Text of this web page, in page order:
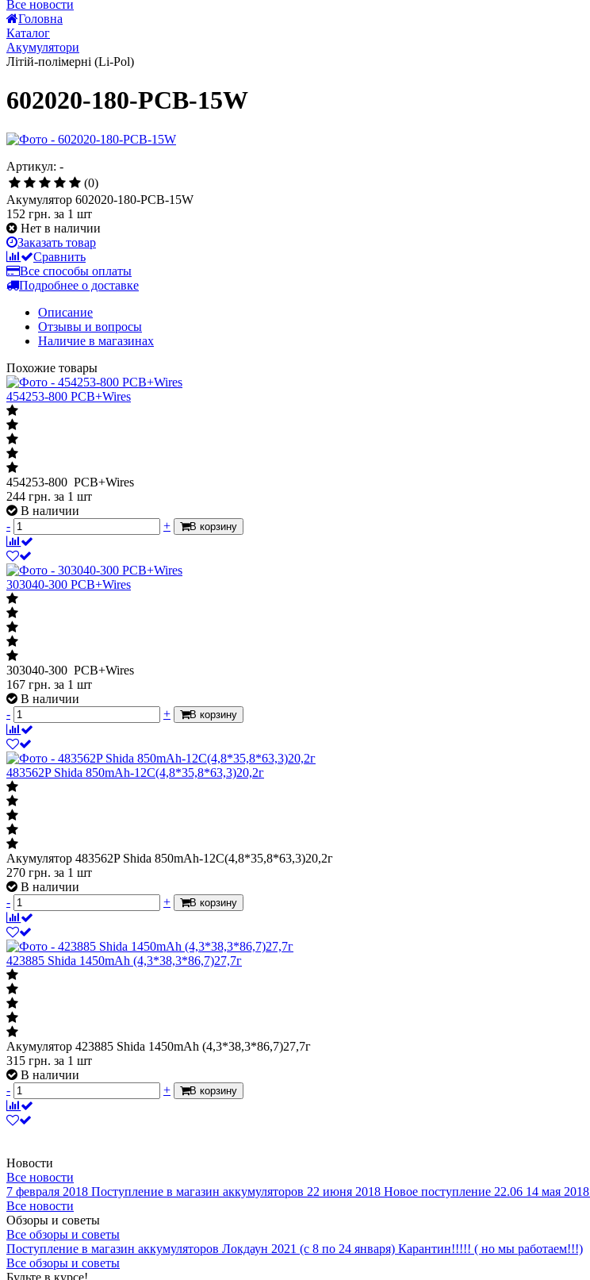
Все новости
Головна
Каталог
Акумулятори
Літій-полімерні (Li-Pol)
602020-180-PCB-15W
Артикул: -
(0)
Акумулятор 602020-180-PCB-15W
152 грн. за 1 шт
Нет в наличии
Заказать товар
Сравнить
Все способы оплаты
Подробнее о доставке
Описание
Отзывы и вопросы
Наличие в магазинах
Похожие товары
454253-800 PCB+Wires
454253-800 PCB+Wires
244 грн. за 1 шт
В наличии
-
+ В корзину
303040-300 PCB+Wires
303040-300 PCB+Wires
167 грн. за 1 шт
В наличии
-
+ В корзину
483562P Shida 850mAh-12С(4,8*35,8*63,3)20,2г
Акумулятор 483562P Shida 850mAh-12С(4,8*35,8*63,3)20,2г
270 грн. за 1 шт
В наличии
-
+ В корзину
423885 Shida 1450mAh (4,3*38,3*86,7)27,7г
Акумулятор 423885 Shida 1450mAh (4,3*38,3*86,7)27,7г
315 грн. за 1 шт
В наличии
-
+ В корзину
Новости
Все новости
7 февраля 2018 Поступление в магазин аккумуляторов 22 июня 2018 Новое поступление 22.06 14 мая 2018
Все новости
Обзоры и советы
Все обзоры и советы
Поступление в магазин аккумуляторов Локдаун 2021 (с 8 по 24 января) Карантин!!!!! ( но мы работаем!!!)
Все обзоры и советы
Будьте в курсе!